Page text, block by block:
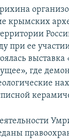
крымских
при ее
где